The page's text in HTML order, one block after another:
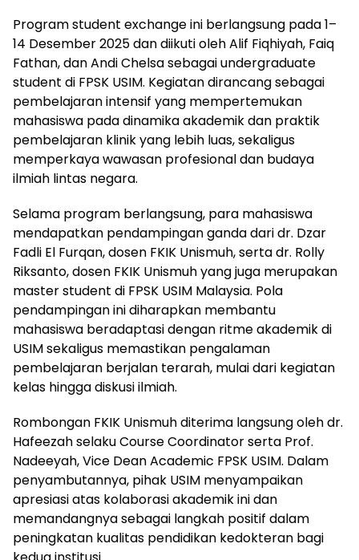
Program student exchange ini berlangsung pada 1–
14 Desember 2025 dan diikuti oleh Alif Fiqhiyah, Faiq
Fathan, dan Andi Chelsa sebagai undergraduate
student di FPSK USIM. Kegiatan dirancang sebagai
pembelajaran intensif yang mempertemukan
mahasiswa pada dinamika akademik dan praktik
pembelajaran klinik yang lebih luas, sekaligus
memperkaya wawasan profesional dan budaya
ilmiah lintas negara.
Selama program berlangsung, para mahasiswa
mendapatkan pendampingan ganda dari dr. Dzar
Fadli El Furqan, dosen FKIK Unismuh, serta dr. Rolly
Riksanto, dosen FKIK Unismuh yang juga merupakan
master student di FPSK USIM Malaysia. Pola
pendampingan ini diharapkan membantu
mahasiswa beradaptasi dengan ritme akademik di
USIM sekaligus memastikan pengalaman
pembelajaran berjalan terarah, mulai dari kegiatan
kelas hingga diskusi ilmiah.
Rombongan FKIK Unismuh diterima langsung oleh dr.
Hafeezah selaku Course Coordinator serta Prof.
Nadeeyah, Vice Dean Academic FPSK USIM. Dalam
penyambutannya, pihak USIM menyampaikan
apresiasi atas kolaborasi akademik ini dan
memandangnya sebagai langkah positif dalam
peningkatan kualitas pendidikan kedokteran bagi